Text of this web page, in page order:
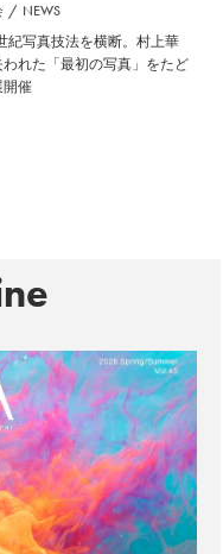
NEWS
紀写真技法を横断。村上華
れた「最初の写真」をたど
開催